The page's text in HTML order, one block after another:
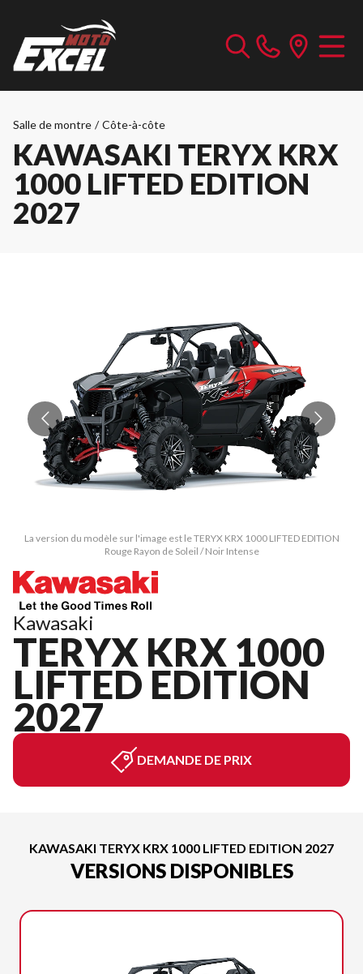
Salle de montre / Côte-à-côte
KAWASAKI TERYX KRX
1000 LIFTED EDITION
2027
La version du modèle sur l'image est le TERYX KRX 1000 LIFTED EDITION
Rouge Rayon de Soleil / Noir Intense
Kawasaki
TERYX KRX 1000
LIFTED EDITION
2027
DEMANDE DE PRIX
KAWASAKI TERYX KRX 1000 LIFTED EDITION 2027
VERSIONS DISPONIBLES